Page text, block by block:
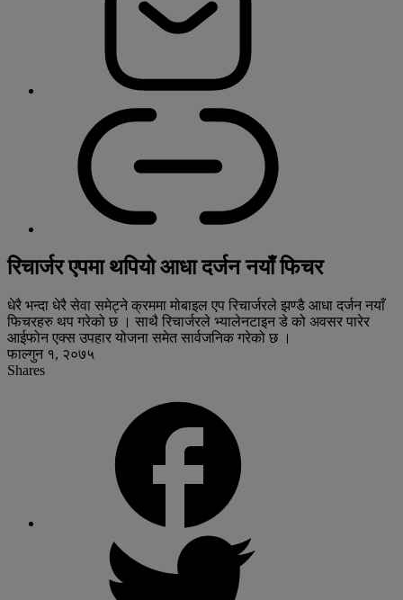
रिचार्जर एपमा थपियो आधा दर्जन नयाँ फिचर
धेरै भन्दा धेरै सेवा समेट्ने क्रममा मोबाइल एप रिचार्जरले झण्डै आधा दर्जन नयाँ
फिचरहरु थप गरेको छ । साथै रिचार्जरले भ्यालेनटाइन डे को अवसर पारेर
आईफोन एक्स उपहार योजना समेत सार्वजनिक गरेको छ ।
फाल्गुन १, २०७५
Shares